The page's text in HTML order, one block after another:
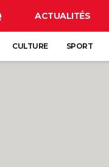
ACTUALITÉS
CULTURE SPORT